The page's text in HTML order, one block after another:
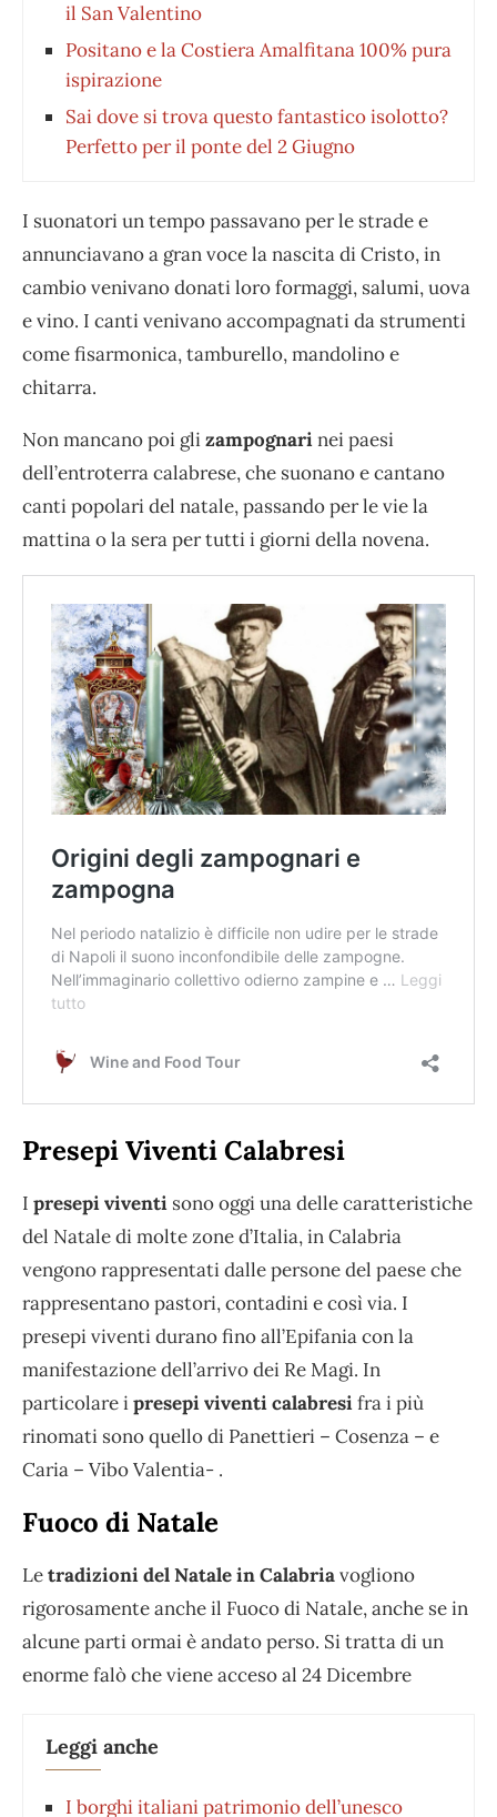
il San Valentino
Positano e la Costiera Amalfitana 100% pura
ispirazione
Sai dove si trova questo fantastico isolotto?
Perfetto per il ponte del 2 Giugno
I suonatori un tempo passavano per le strade e
annunciavano a gran voce la nascita di Cristo, in
cambio venivano donati loro formaggi, salumi, uova
e vino. I canti venivano accompagnati da strumenti
come fisarmonica, tamburello, mandolino e
chitarra.
Non mancano poi glizampognarinei paesi
dell’entroterra calabrese, che suonano e cantano
canti popolari del natale, passando per le vie la
mattina o la sera per tutti i giorni della novena.
Presepi Viventi Calabresi
I presepi viventi sono oggi una delle caratteristiche
del Natale di molte zone d’Italia, in Calabria
vengono rappresentati dalle persone del paese che
rappresentano pastori, contadini e così via. I
presepi viventi durano fino all’Epifania con la
manifestazione dell’arrivo dei Re Magi. In
particolare ipresepi viventi calabresifra i più
rinomati sono quello di Panettieri – Cosenza – e
Caria – Vibo Valentia- .
Fuoco di Natale
Letradizioni del Natale in Calabriavogliono
rigorosamente anche il Fuoco di Natale, anche se in
alcune parti ormai è andato perso. Si tratta di un
enorme falò che viene acceso al 24 Dicembre
Leggi anche
I borghi italiani patrimonio dell’unesco